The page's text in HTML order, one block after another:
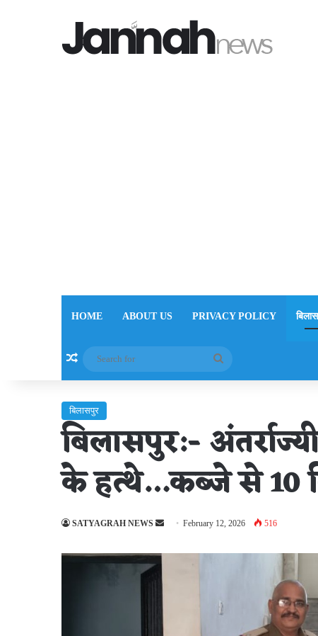
HOME ABOUT US PRIVACY POLICY
Random Article
for
बिलासपुर
बिलासपुर:-
के हत्थे…कब्जे से 10
SATYAGRAH NEWS
Send February 12, 2026 516